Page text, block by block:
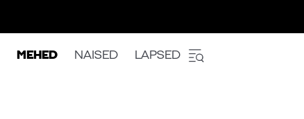
MEHED NAISED LAPSED